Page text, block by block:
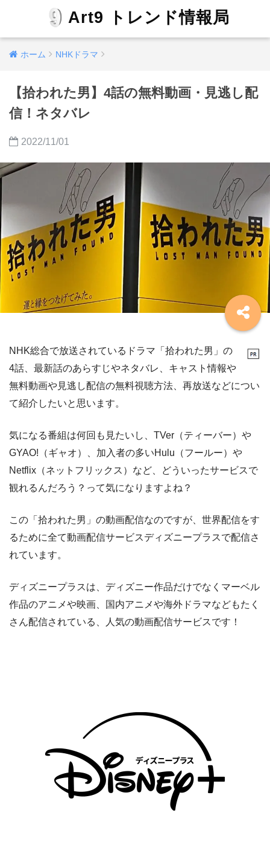
Art9 トレンド情報局
ホーム NHKドラマ
【拾われた男】4話の無料動画・見逃し配
信！ネタバレ
2022/11/01
NHK総合で放送されているドラマ「拾われた男」の
4話、最新話のあらすじやネタバレ、キャスト情報や
無料動画や見逃し配信の無料視聴方法、再放送などについ
て紹介したいと思います。
気になる番組は何回も見たいし、TVer（ティーバー）や
GYAO!（ギャオ）、加入者の多いHulu（フールー）や
Netflix（ネットフリックス）など、どういったサービスで
観れるんだろう？って気になりますよね？
この「拾われた男」の動画配信なのですが、世界配信をす
るために全て動画配信サービスディズニープラスで配信さ
れています。
ディズニープラスは、ディズニー作品だけでなくマーベル
作品のアニメや映画、国内アニメや海外ドラマなどもたく
さん配信されている、人気の動画配信サービスです！